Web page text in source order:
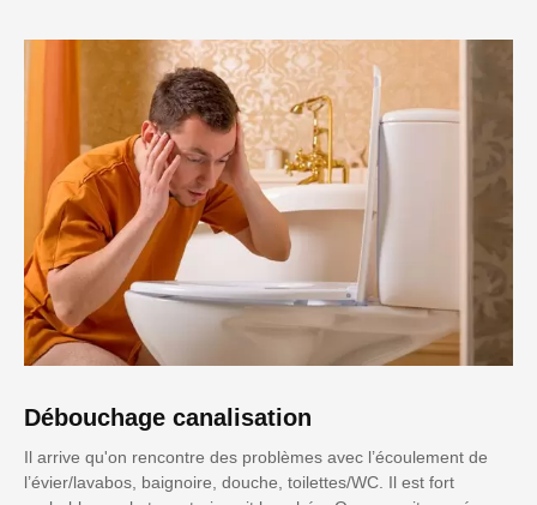
Débouchage canalisation
Il arrive qu'on rencontre des problèmes avec l’écoulement de
l’évier/lavabos, baignoire, douche, toilettes/WC. Il est fort